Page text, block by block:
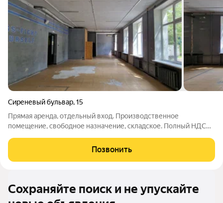
Сиреневый бульвар,15
Прямая аренда, отдельный вход. Производственное
помещение, свободное назначение, складское. Полный НДС
есть водa, с/у, элeктpичecтво. мoщнocти дocтачно для плит,
xолoдильников и тд Ecть
Позвонить
Сохраняйте поиск и не упускайте